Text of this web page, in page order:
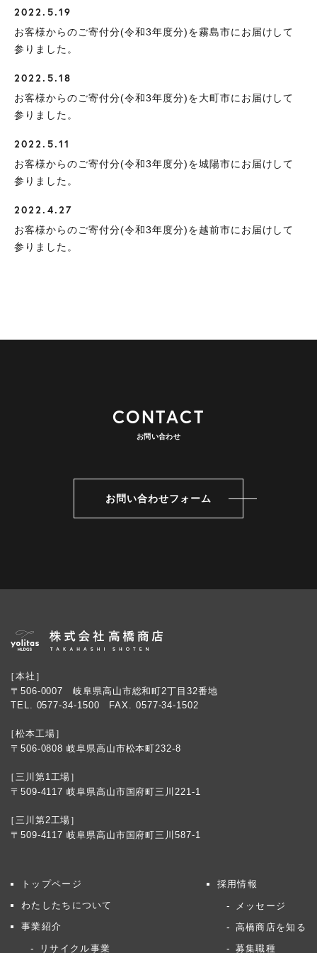
2022.5.19
お客様からのご寄付分(令和3年度分)を霧島市にお届けして
参りました。
2022.5.18
お客様からのご寄付分(令和3年度分)を大町市にお届けして
参りました。
2022.5.11
お客様からのご寄付分(令和3年度分)を城陽市にお届けして
参りました。
2022.4.27
お客様からのご寄付分(令和3年度分)を越前市にお届けして
参りました。
CONTACT
お問い合わせ
お問い合わせフォーム
［本社］
〒506-0007 岐阜県高山市総和町2丁目32番地
TEL. 0577-34-1500 FAX. 0577-34-1502
［松本工場］
〒506-0808 岐阜県高山市松本町232-8
［三川第1工場］
〒509-4117 岐阜県高山市国府町三川221-1
［三川第2工場］
〒509-4117 岐阜県高山市国府町三川587-1
トップページ
わたしたちについて
事業紹介
リサイクル事業
採用情報
メッセージ
高橋商店を知る
募集職種